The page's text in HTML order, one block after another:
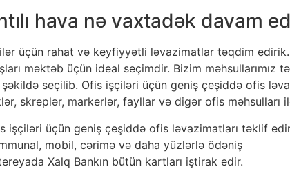
hava nə vaxtadək davam
üçün rahat və keyfiyyətli ləvazimatlar təqdim
məktəb üçün ideal seçimdir. Bizim məhsullarımız
seçilib. Ofis işçiləri üçün geniş çeşiddə ofis
skreplər, markerlər, fayllar və digər ofis məhsulları
işçiləri üçün geniş çeşiddə ofis ləvazimatları təklif
mobil, cərimə və daha yüzlərlə ödəniş
Xalq Bankın bütün kartları iştirak edir.